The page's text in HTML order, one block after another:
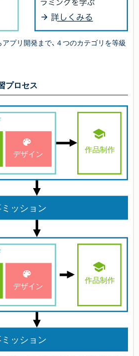
プリ開発まで、４つのカテゴリを等級
プロセス